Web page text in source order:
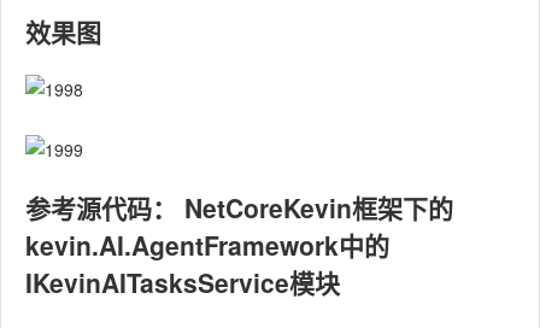
效果图
参考源代码： NetCoreKevin框架下的
kevin.AI.AgentFramework中的
IKevinAITasksService模块